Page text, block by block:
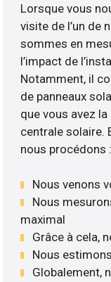
Lorsque vous
visite de l’un de
sommes en
l’impact de
Notamment, il
de panneaux
que vous avez
centrale solaire.
nous procédons :
Nous venons
Nous
maximal
Grâce à cela,
Nous
Globalement,